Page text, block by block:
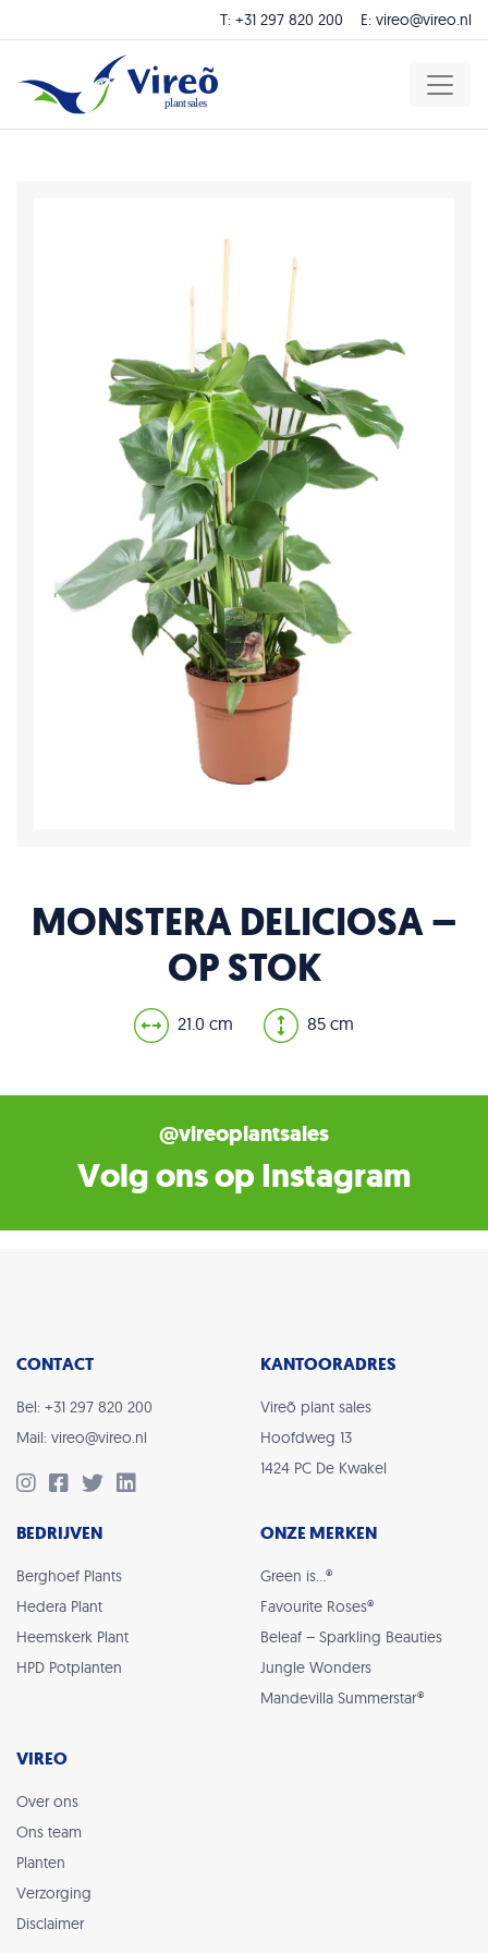
T: +31 297 820 200 E: vireo@vireo.nl
MONSTERA DELICIOSA –
OP STOK
21.0 cm 85 cm
@vireoplantsales
Volg ons op Instagram
CONTACT
Bel: +31 297 820 200
Mail: vireo@vireo.nl
KANTOORADRES
Vireõ plant sales
Hoofdweg 13
1424 PC De Kwakel
BEDRIJVEN
Berghoef Plants
Hedera Plant
Heemskerk Plant
HPD Potplanten
ONZE MERKEN
Green is…®
Favourite Roses®
Beleaf – Sparkling Beauties
Jungle Wonders
Mandevilla Summerstar®
VIREO
Over ons
Ons team
Planten
Verzorging
Disclaimer